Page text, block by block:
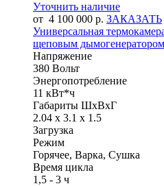
Уточнить наличие
от 4 100 000 р. ЗАКАЗАТЬ
Универсальная
щеповым
Напряжение
380 Вольт
Энергопотребление
11 кВт*ч
Габариты ШхВхГ
2.04 x 3.1 x 1.5
Загрузка
Режим
Горячее, Варка, Сушка
Время цикла
1,5 - 3 ч